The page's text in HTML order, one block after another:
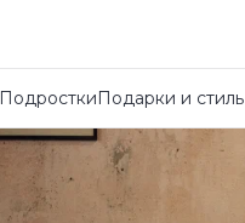
ПодросткиПодарки и